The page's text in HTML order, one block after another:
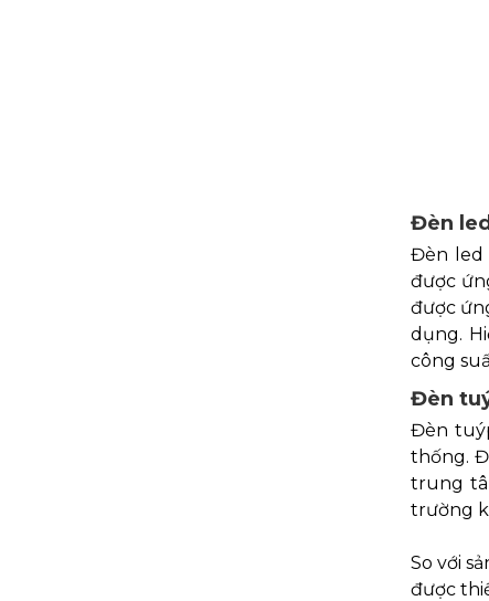
Đèn
Đèn led
được
được
dụng.
công
Đèn
Đèn
thống.
trung
trường
So với
được